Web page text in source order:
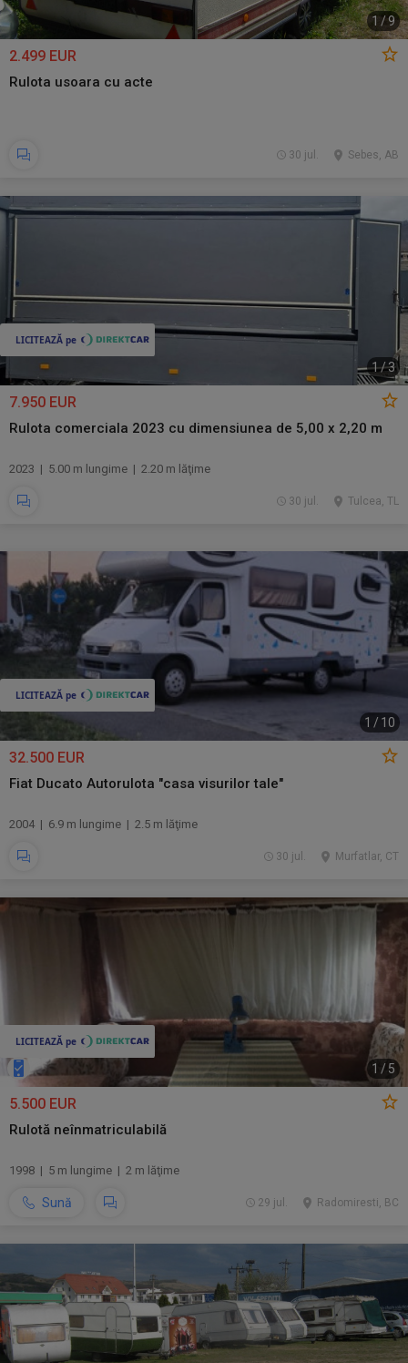
1 /9
2.499 EUR
Rulota usoara cu acte
Sebes, AB
30 jul.
1/3
7.950 EUR
Rulota comerciala 2023 cu dimensiunea de 5,00 x 2,20 m
2023 | 5.00 m lungime | 2.20 m lăţime
Tulcea, TL
30 jul.
1 / 10
32.500 EUR
Fiat Ducato Autorulota "casa visurilor tale"
2004 | 6.9 m lungime | 2.5 m lăţime
Murfatlar, CT
30 jul.
1 / 5
5.500 EUR
Rulotă neînmatriculabilă
1998 | 5 m lungime | 2 m lăţime
Sună Radomiresti, BC
29 jul.